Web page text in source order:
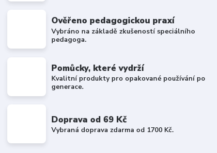
Ověřeno pedagogickou praxí
Vybráno na základě zkušeností speciálního
pedagoga.
Pomůcky, které vydrží
Kvalitní produkty pro opakované používání po
generace.
Doprava od 69 Kč
Vybraná doprava zdarma od 1700 Kč.